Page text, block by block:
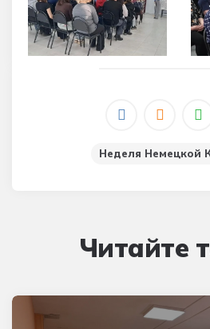
Неделя Немецкой
Читайте